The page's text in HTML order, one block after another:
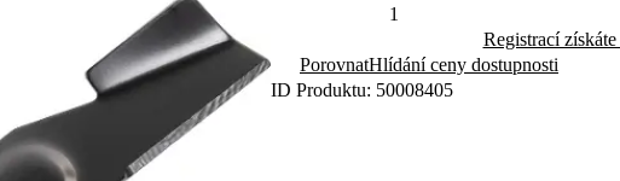
Registrací získáte
PorovnatHlídání ceny dostupnosti
ID Produktu: 50008405